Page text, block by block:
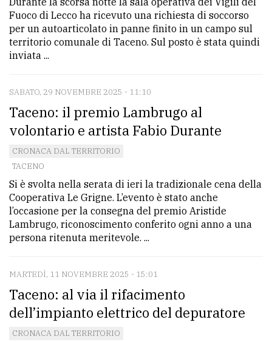
Fuoco di Lecco ha ricevuto una richiesta di soccorso
per un autoarticolato in panne finito in un campo sul
territorio comunale di Taceno. Sul posto è stata quindi
inviata ...
SABATO, 29 NOVEMBRE 2025 - 11:10
Taceno: il premio Lambrugo al
volontario e artista Fabio Durante
CRONACA DAL TERRITORIO
TACENO
Si è svolta nella serata di ieri la tradizionale cena della
Cooperativa Le Grigne. L’evento è stato anche
l’occasione per la consegna del premio Aristide
Lambrugo, riconoscimento conferito ogni anno a una
persona ritenuta meritevole. ...
MARTEDÌ, 11 NOVEMBRE 2025 - 15:01
Taceno: al via il rifacimento
dell’impianto elettrico del depuratore
CRONACA DAL TERRITORIO